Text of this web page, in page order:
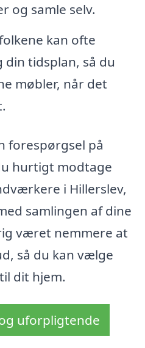
og samle selv.
kan ofte
tidsplan, så du
møbler, når det
forespørgsel på
hurtigt modtage
i Hillerslev,
samlingen af dine
været nemmere at
så du kan vælge
dit hjem.
uforpligtende